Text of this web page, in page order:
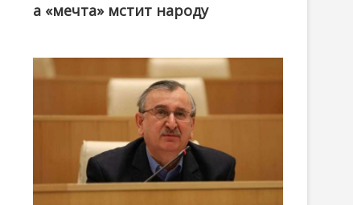
а «мечта» мстит народу